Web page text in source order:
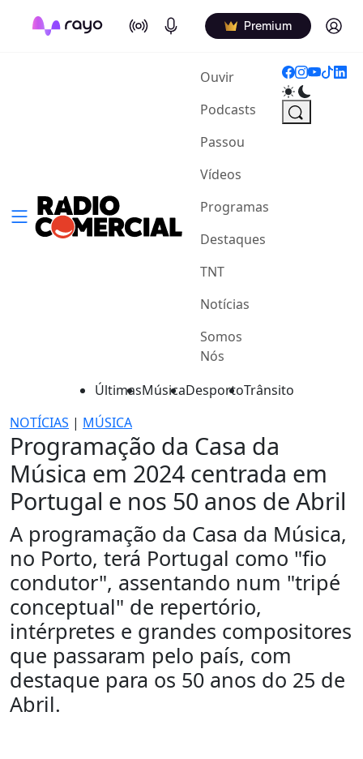
On Air Podcasts Premium Log in
Ouvir(current)
Podcasts
Passou
Vídeos
Programas
Destaques
TNT
Notícias
Somos
Nós
ÚltimasMúsicaDesportoTrânsito
NOTÍCIAS | MÚSICA
Programação da Casa da
Música em 2024 centrada em
Portugal e nos 50 anos de Abril
A programação da Casa da Música,
no Porto, terá Portugal como "fio
condutor", assentando num "tripé
conceptual" de repertório,
intérpretes e grandes compositores
que passaram pelo país, com
destaque para os 50 anos do 25 de
Abril.